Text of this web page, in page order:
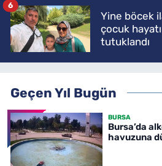
Yine böcek
çocuk
tutuklandı
6
Geçen Yıl Bugün
BURSA
Bursa’da
havuzuna